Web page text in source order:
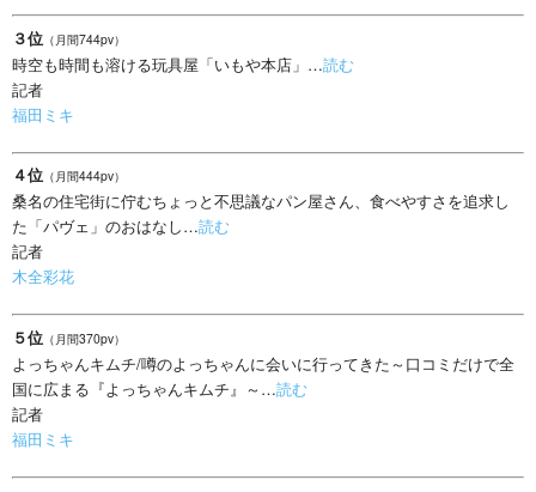
３位 （月間744pv）
時空も時間も溶ける玩具屋「いもや本店」…読む
記者
福田ミキ
４位 （月間444pv）
桑名の住宅街に佇むちょっと不思議なパン屋さん、食べやすさを追求し
た「パヴェ」のおはなし…読む
記者
木全彩花
５位 （月間370pv）
よっちゃんキムチ/噂のよっちゃんに会いに行ってきた～口コミだけで全
国に広まる『よっちゃんキムチ』～…読む
記者
福田ミキ